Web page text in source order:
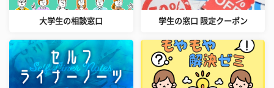
大学生の相談窓口 学生の窓口 限定クーポン